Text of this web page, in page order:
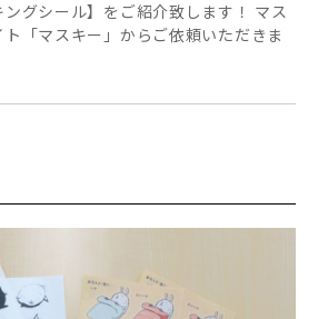
グシール】をご紹介致します！ マス
「マスキー」からご依頼いただきま